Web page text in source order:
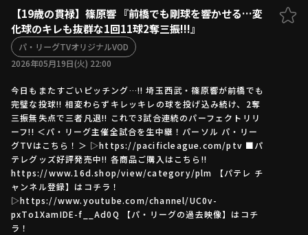
ファーム東地区
ファーム中地区
ファーム西地区
交流戦
選手名鑑
選手名鑑トップ
北海道日本ハムファイターズ
東北楽天ゴールデンイーグルス
埼玉西武ライオンズ
千葉ロッテマリーンズ
オリックス・バファローズ
福岡ソフトバンクホークス
ニュース
設定
【19歳の貫禄】篠原響 『前橋でも剛球を響かせる…変
化球のキレも抜群な1回11球2奪三振!!!』
パ・リーグTVオリジナルVOD
2026年05月19日(火) 22:00
今日もまたすごいピッチング…!! 埼玉西武・篠原響が前橋でも
完璧な投球!! 相変わらずキレッキレの球を投げ込み続け、2奪
三振無失点で三者凡退!! これで3試合連続のパーフェクトリリ
ーフ!! ＜パ・リーグ主催全試合を生中継！パーソル パ・リー
グTVはこちら！＞ ▷https://pacificleague.com/ptv ■パ
テレグッズ好評発売中!! 各商品ご購入はこちら!!
https://www.16d.shop/view/category/plm 【パテレ チ
ャンネル登録】はコチラ！
▷https://www.youtube.com/channel/UC0v-
pxTo1XamIDE-f__Ad0Q 【パ・リーグの過去映像】はコチ
ラ！